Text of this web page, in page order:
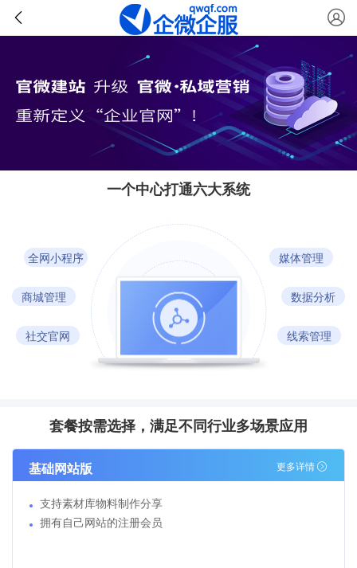
一个中心打通六大系统
全网小程序 媒体管理
商城管理 数据分析
社交官网 线索管理
套餐按需选择，满足不同行业多场景应用
基础网站版 更多详情
支持素材库物料制作分享
拥有自己网站的注册会员